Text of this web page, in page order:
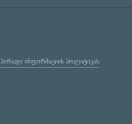
პირადი ინფორმაციის პოლიტიკას.